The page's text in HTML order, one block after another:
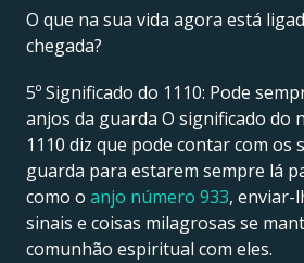
O que na sua vida agora está
chegada?
5º Significado do 1110: Pode
anjos da guarda O significado do
1110 diz que pode contar com os
guarda para estarem sempre lá
como o anjo número 933, enviar-
sinais e coisas milagrosas se
comunhão espiritual com eles.